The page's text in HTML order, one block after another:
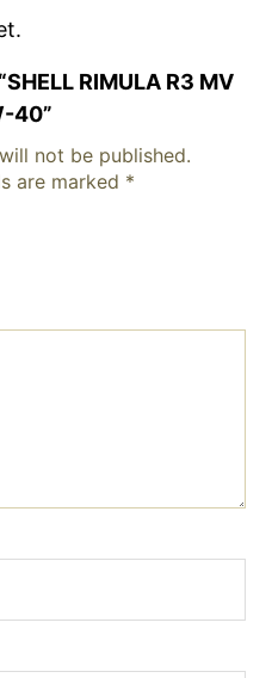
RIMULA R3 MV
40”
not be published.
are marked *